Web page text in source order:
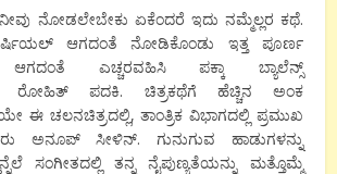
ನೀವು ನೋಡಲೇಬೇಕು ಏಕೆಂದರೆ ಇದು ನಮ್ಮೆಲ್ಲರ ಕಥೆ.
ಆಗದಂತೆ ನೋಡಿಕೊಂಡು ಇತ್ತ ಪೂರ್ಣ
ಆಗದಂತೆ ಎಚ್ಚರವಹಿಸಿ ಪಕ್ಕಾ ಬ್ಯಾಲೆನ್ಸ್
ರೋಹಿತ್ ಪದಕಿ. ಚಿತ್ರಕಥೆಗೆ ಹೆಚ್ಚಿನ ಅಂಕ
ಈ ಚಲನಚಿತ್ರದಲ್ಲಿ, ತಾಂತ್ರಿಕ ವಿಭಾಗದಲ್ಲಿ ಪ್ರಮುಖ
ಅನೂಪ್ ಸೀಳಿನ್. ಗುನುಗುವ ಹಾಡುಗಳನ್ನು
ಸಂಗೀತದಲ್ಲಿ ತನ್ನ ನೈಪುಣ್ಯತೆಯನ್ನು ಮತ್ತೊಮ್ಮೆ